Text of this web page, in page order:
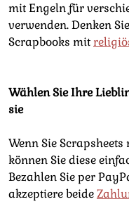
mit Engeln für
verwenden. Denken
Scrapbooks mit
Wählen Sie Ihre
sie
Wenn Sie
können Sie diese
Bezahlen Sie per
akzeptiere beide